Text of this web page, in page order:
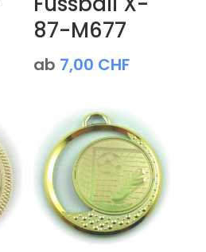
87-M677
ab 7,00 CHF